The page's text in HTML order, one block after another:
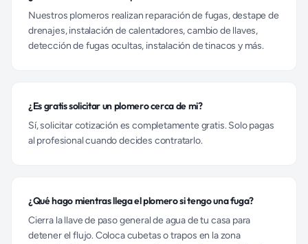
Nuestros plomeros realizan reparación de fugas, destape de
drenajes, instalación de calentadores, cambio de llaves,
detección de fugas ocultas, instalación de tinacos y más.
¿Es gratis solicitar un plomero cerca de mi?
Sí, solicitar cotización es completamente gratis. Solo pagas
al profesional cuando decides contratarlo.
¿Qué hago mientras llega el plomero si tengo una fuga?
Cierra la llave de paso general de agua de tu casa para
detener el flujo. Coloca cubetas o trapos en la zona